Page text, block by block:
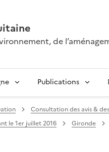
de
Publications
Consultation des avis &
le 1er juillet 2016
Gironde